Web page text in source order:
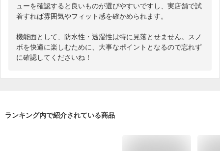
ューを確認すると良いものが選びやすいですし、実店舗で試
着すれば雰囲気やフィット感を確かめられます。
機能面として、防水性・透湿性は特に見落とせません。スノ
ボを快適に楽しむために、大事なポイントとなるので忘れず
に確認してくださいね！
ランキング内で紹介されている商品